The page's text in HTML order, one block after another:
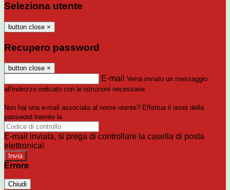
Seleziona utente
button close ×
Recupero password
button close ×
E-mail Verrà inviato un messaggio
all'indirizzo indicato con le istruzioni necessarie.
Non hai una e-mail associata al nome utente? Effettua il reset della
password tramite la
E-mail inviata, si prega di controllare la casella di posta
elettronica!
Errore
Chiudi